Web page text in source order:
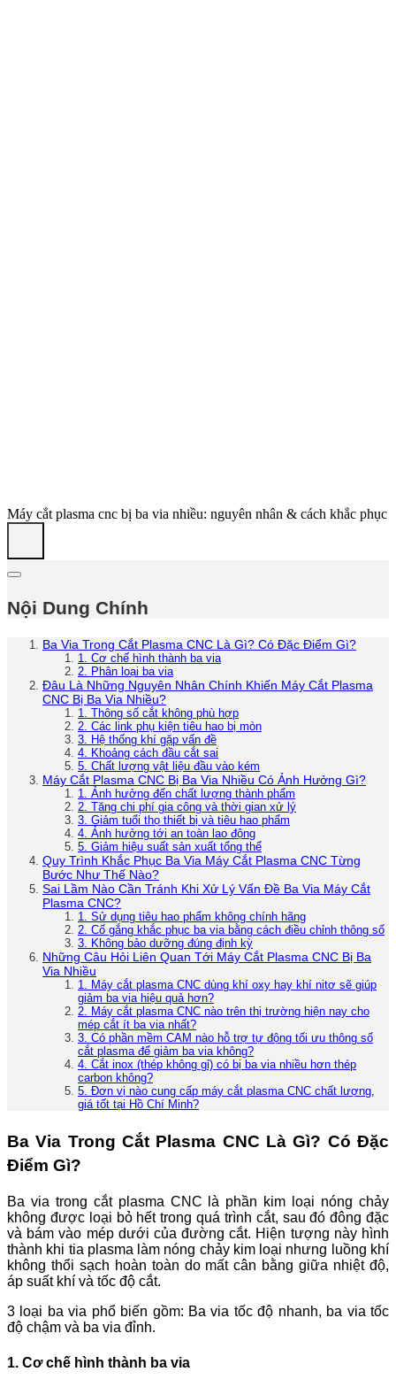
Máy cắt plasma cnc bị ba via nhiều: nguyên nhân & cách khắc phục
Nội Dung Chính
Ba Via Trong Cắt Plasma CNC Là Gì? Có Đặc Điểm Gì?
1. Cơ chế hình thành ba via
2. Phân loại ba via
Đâu Là Những Nguyên Nhân Chính Khiến Máy Cắt Plasma
CNC Bị Ba Via Nhiều?
1. Thông số cắt không phù hợp
2. Các link phụ kiện tiêu hao bị mòn
3. Hệ thống khí gặp vấn đề
4. Khoảng cách đầu cắt sai
5. Chất lượng vật liệu đầu vào kém
Máy Cắt Plasma CNC Bị Ba Via Nhiều Có Ảnh Hưởng Gì?
1. Ảnh hưởng đến chất lượng thành phẩm
2. Tăng chi phí gia công và thời gian xử lý
3. Giảm tuổi thọ thiết bị và tiêu hao phẩm
4. Ảnh hưởng tới an toàn lao động
5. Giảm hiệu suất sản xuất tổng thể
Quy Trình Khắc Phục Ba Via Máy Cắt Plasma CNC Từng
Bước Như Thế Nào?
Sai Lầm Nào Cần Tránh Khi Xử Lý Vấn Đề Ba Via Máy Cắt
Plasma CNC?
1. Sử dụng tiêu hao phẩm không chính hãng
2. Cố gắng khắc phục ba via bằng cách điều chỉnh thông số
3. Không bảo dưỡng đúng định kỳ
Những Câu Hỏi Liên Quan Tới Máy Cắt Plasma CNC Bị Ba
Via Nhiều
1. Máy cắt plasma CNC dùng khí oxy hay khí nitơ sẽ giúp
giảm ba via hiệu quả hơn?
2. Máy cắt plasma CNC nào trên thị trường hiện nay cho
mép cắt ít ba via nhất?
3. Có phần mềm CAM nào hỗ trợ tự động tối ưu thông số
cắt plasma để giảm ba via không?
4. Cắt inox (thép không gỉ) có bị ba via nhiều hơn thép
carbon không?
5. Đơn vị nào cung cấp máy cắt plasma CNC chất lượng,
giá tốt tại Hồ Chí Minh?
Ba Via Trong Cắt Plasma CNC Là Gì? Có Đặc
Điểm Gì?
Ba via trong cắt plasma CNC là phần kim loại nóng chảy
không được loại bỏ hết trong quá trình cắt, sau đó đông đặc
và bám vào mép dưới của đường cắt. Hiện tượng này hình
thành khi tia plasma làm nóng chảy kim loại nhưng luồng khí
không thổi sạch hoàn toàn do mất cân bằng giữa nhiệt độ,
áp suất khí và tốc độ cắt.
3 loại ba via phổ biến gồm: Ba via tốc độ nhanh, ba via tốc
độ chậm và ba via đỉnh.
1. Cơ chế hình thành ba via